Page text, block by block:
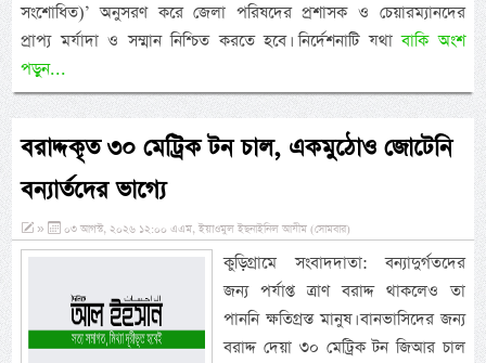
সংশোধিত)’ অনুসরণ করে জেলা পরিষদের প্রশাসক ও চেয়ারম্যানদের
প্রাপ্য মর্যাদা ও সম্মান নিশ্চিত করতে হবে। নির্দেশনাটি যথাবাকি অংশ
পড়ুন...
বরাদ্দকৃত ৩০ মেট্রিক টন চাল, একমুঠোও জোটেনি
বন্যার্তদের ভাগ্যে
» ০৩ আগস্ট, ২০২৬ ১২:০০ এএম, ইয়াওমুল ইছনাইনিল আযীম (সোমবার)
কুড়িগ্রামে সংবাদদাতা: বন্যাদুর্গতদের
জন্য পর্যাপ্ত ত্রাণ বরাদ্দ থাকলেও তা
পাননি ক্ষতিগ্রস্ত মানুষ। বানভাসিদের জন্য
বরাদ্দ দেয়া ৩০ মেট্রিক টন জিআর চাল